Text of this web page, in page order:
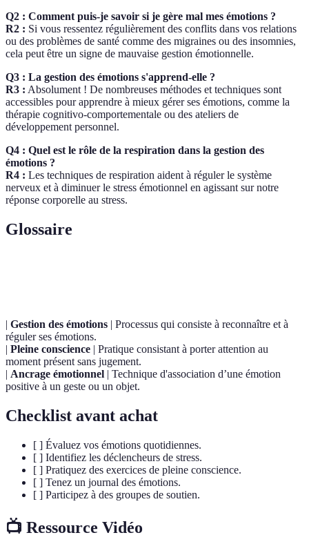
Q2 : Comment puis-je savoir si je gère mal mes émotions ?
R2 : Si vous ressentez régulièrement des conflits dans vos relations
ou des problèmes de santé comme des migraines ou des insomnies,
cela peut être un signe de mauvaise gestion émotionnelle.
Q3 : La gestion des émotions s'apprend-elle ?
R3 : Absolument ! De nombreuses méthodes et techniques sont
accessibles pour apprendre à mieux gérer ses émotions, comme la
thérapie cognitivo-comportementale ou des ateliers de
développement personnel.
Q4 : Quel est le rôle de la respiration dans la gestion des
émotions ?
R4 : Les techniques de respiration aident à réguler le système
nerveux et à diminuer le stress émotionnel en agissant sur notre
réponse corporelle au stress.
Glossaire
| Gestion des émotions | Processus qui consiste à reconnaître et à
réguler ses émotions.
| Pleine conscience | Pratique consistant à porter attention au
moment présent sans jugement.
| Ancrage émotionnel | Technique d'association d’une émotion
positive à un geste ou un objet.
Checklist avant achat
[ ] Évaluez vos émotions quotidiennes.
[ ] Identifiez les déclencheurs de stress.
[ ] Pratiquez des exercices de pleine conscience.
[ ] Tenez un journal des émotions.
[ ] Participez à des groupes de soutien.
📺 Ressource Vidéo